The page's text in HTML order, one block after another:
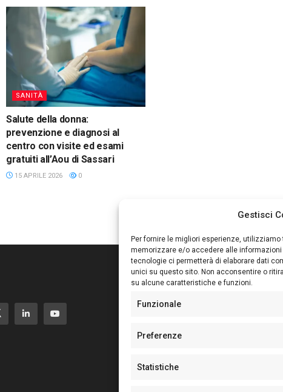
Gestisci
Per fornire le migliori esperienze,
memorizzare e/o accedere alle
tecnologie ci permetterà di elaborare dati
unici su questo sito. Non acconsentire o
su alcune caratteristiche e funzioni.
Funzionale
Preferenze
Statistiche
SANITÀ
Salute della donna:
prevenzione e diagnosi al
centro con visite ed esami
gratuiti all’Aou di Sassari
15 APRILE 2026 0
Editore:Giampaolo Cirronis
Sede:
N° di iscrizione al ROC:
N° 128/2020 del 10/02/2020